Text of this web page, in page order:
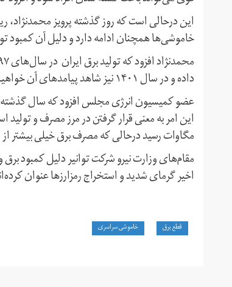
این درحالی است که روز گذشته پرویز
خاموشی‌ها همچنان ادامه دارد و دلیل آن کمبود
داده و در سال ۱۴۰۱ نیز شاهد پیامدهای آن خواهیم بود.
مگاوات رسید درحالی که مصرف برق خیلی بیشتر
مقام‌های وزارت نیرو شرکت توانیر دلیل کمبود
اخیر گرمای شدید و استخراج رمزارزها عنوان
قطع برق خاموشی سراسری